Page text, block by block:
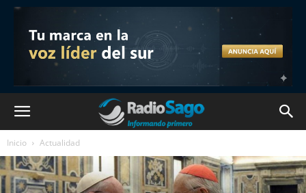
Inicio Actualidad